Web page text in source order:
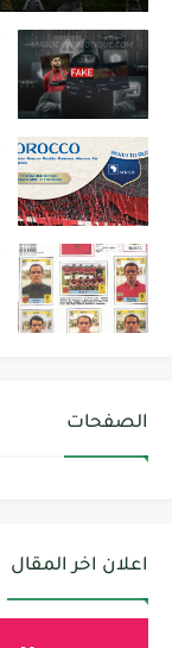
الصفحات
اعلان اخر المقال